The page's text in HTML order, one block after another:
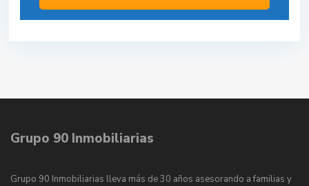
Grupo 90 Inmobiliarias
Grupo 90 Inmobiliarias lleva más de 30 años asesorando a familias y